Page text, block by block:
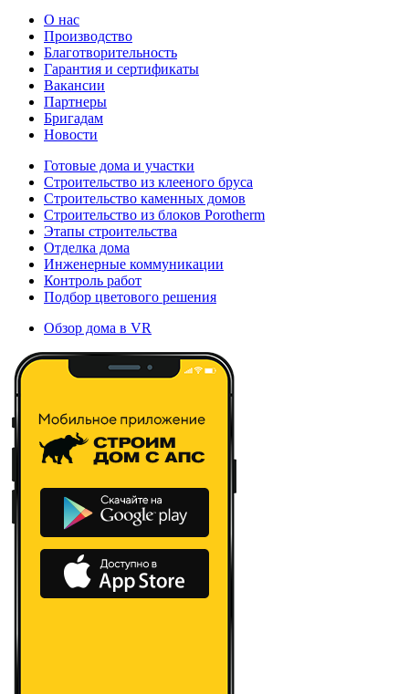
О нас
Производство
Благотворительность
Гарантия и сертификаты
Вакансии
Партнеры
Бригадам
Новости
Готовые дома и участки
Строительство из клееного бруса
Строительство каменных домов
Строительство из блоков Porotherm
Этапы строительства
Отделка дома
Инженерные коммуникации
Контроль работ
Подбор цветового решения
Обзор дома в VR